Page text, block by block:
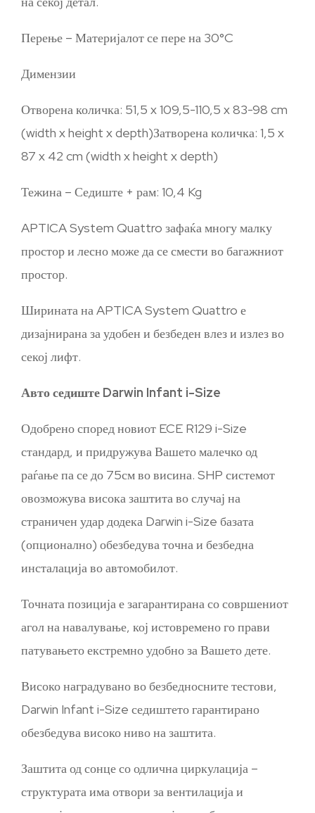
Перење – Материјалот се пере на 30°C
Димензии
Отворена количка: 51,5 x 109,5-110,5 x 83-98 cm
(width x height x depth)Затворена количка: 1,5 x
87 x 42 cm (width x height x depth)
Тежина – Седиште + рам: 10,4 Kg
APTICA System Quattro зафаќа многу малку
простор и лесно може да се смести во багажниот
простор.
Ширината на APTICA System Quattro е
дизајнирана за удобен и безбеден влез и излез во
секој лифт.
Авто седиште Darwin Infant i-Size
Одобрено според новиот ECE R129 i-Size
стандард, и придружува Вашето малечко од
раѓање па се до 75см во висина. SHP системот
овозможува висока заштита во случај на
страничен удар додека Darwin i-Size базата
(опционално) обезбедува точна и безбедна
инсталација во автомобилот.
Точната позиција е загарантирана со совршениот
агол на навалување, кој истовремено го прави
патувањето екстремно удобно за Вашето дете.
Високо наградувано во безбедносните тестови,
Darwin Infant i-Size седиштето гарантирано
обезбедува високо ниво на заштита.
Заштита од сонце со одлична циркулација –
структурата има отвори за вентилација и